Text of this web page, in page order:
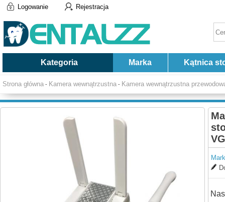
Logowanie Rejestracja
Kategoria Marka Kątnica
Strona główna - Kamera wewnątrzustna - Kamera wewnątrzustna